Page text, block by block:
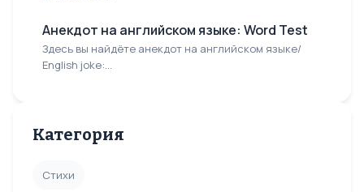
Анекдот на английском языке: Word Test
Здесь вы найдёте анекдот на английском языке/
English joke:...
Категория
Стихи